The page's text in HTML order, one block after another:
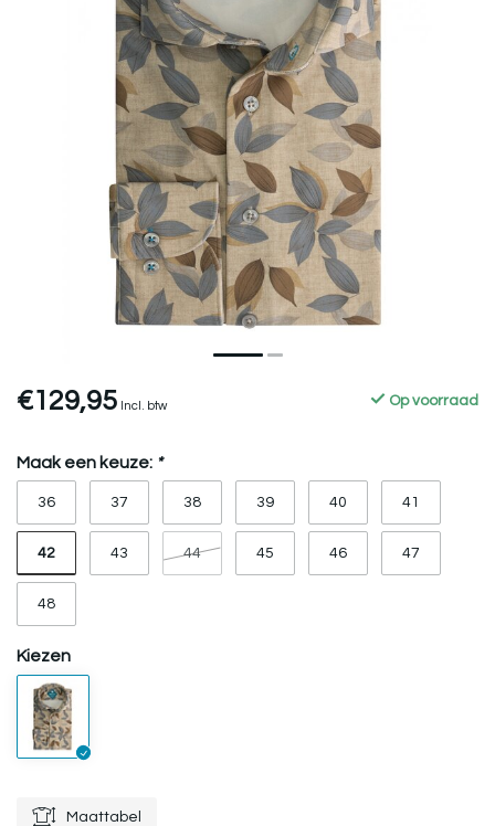
€129,95 Incl. btw Op voorraad
Maak een keuze: *
36 37 38 39 40 41
42 43 44 45 46 47
48
Kiezen
Maattabel